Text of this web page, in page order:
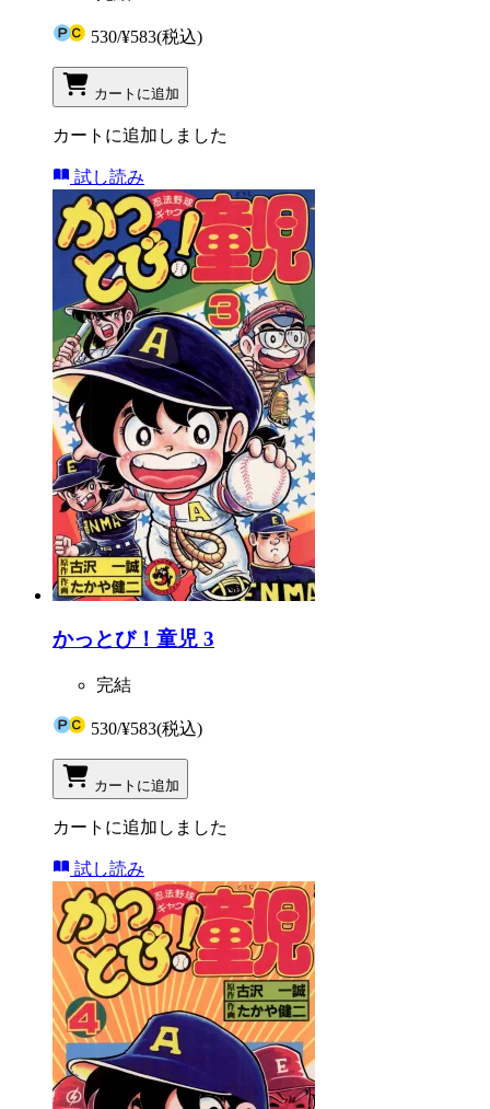
530/¥583(税込)
カートに追加
カートに追加しました
試し読み
かっとび！童児 3
完結
530/¥583(税込)
カートに追加
カートに追加しました
試し読み